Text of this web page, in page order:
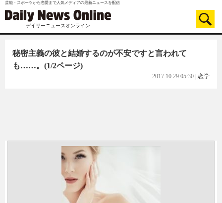
芸能・スポーツから恋愛まで人気メディアの最新ニュースを配信
デイリーニュースオンライン
秘密主義の彼と結婚するのが不安ですと言われて
も……。 (1/2ページ)
2017.10.29 05:30 恋学